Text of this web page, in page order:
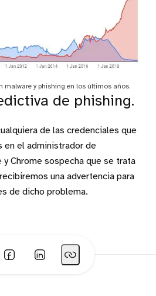
malware y phishing en los últimos años.
de phishing.
de las credenciales que
en el administrador de
y Chrome sospecha que se trata
una advertencia para
de dicho problema.